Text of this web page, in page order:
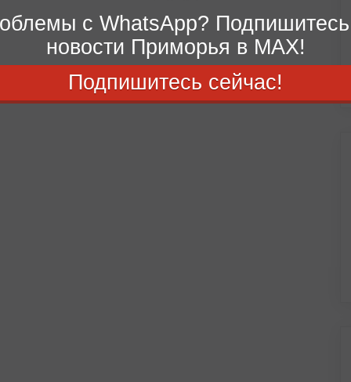
с WhatsApp?
новости Приморья в MAX!
Подпишитесь сейчас!